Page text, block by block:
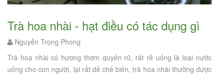
trà hoa nhài - hạt điều có tác dụng gì
Nguyễn Trọng Phong
Trà hoa nhài có hương thơm quyến rũ, rất rễ uống là loại nước
uống cho con người, lại rất dễ chế biến, trà hoa nhài thường được